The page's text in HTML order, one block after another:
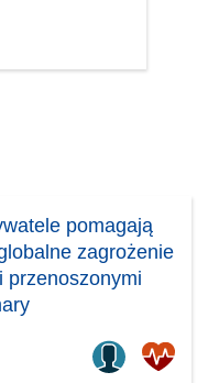
pomagają
zagrożenie
przenoszonymi